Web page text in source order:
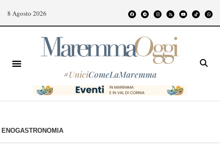
8 Agosto 2026
#UniciComeLaMaremma
ENOGASTRONOMIA